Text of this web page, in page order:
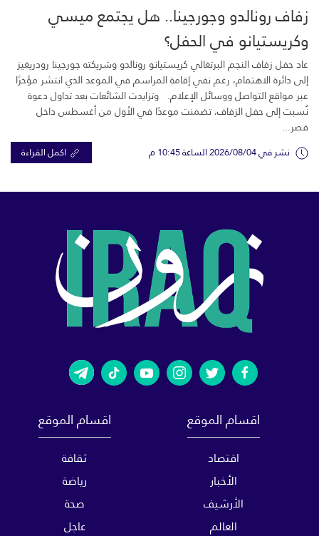
زفاف رونالدو وجورجينا.. هل يجتمع ميسي
وكريستيانو في الحفل؟
عاد حفل زفاف النجم البرتغالي كريستيانو رونالدو وشريكته جورجينا رودريغيز
إلى دائرة الاهتمام، رغم نفي إقامة المراسم في الموعد الذي انتشر مؤخرًا
عبر مواقع التواصل ووسائل الإعلام. وتزايدت الشائعات بعد تداول دعوة
نُسبت إلى حفل الزفاف، تضمنت موعدًا في الأول من أغسطس داخل
قصر...
نشر في 2026/08/04 الساعة 10:45 م اكمل القراءة
اقسام الموقع
اقتصاد
الأخبار
الأرشيف
العالم
اقسام الموقع
ثقافة
رياضة
صحة
عاجل